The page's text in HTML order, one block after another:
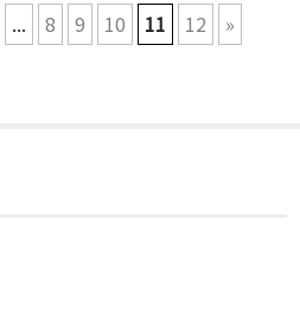
... 8 9 10 11 12 »